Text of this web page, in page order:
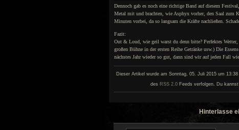
Dennoch gab es noch eine richtige Band auf diesem
Metal mit und brachten, wie Asphyx vorher, den Saal zum
Minuten vorbei, da so langsam die Kräfte nachließen.
Fazit:
Out & Loud, wie geil warst du denn bitte? Perfektes
großen Bühne in der ersten Reihe Getränke usw.) Die
nächstes Jahr wieder so gut, dann sind wir auf jeden Fall
Dieser Artikel wurde am Sonntag, 05. Juli 2015 um
des RSS 2.0 Feeds verfolgen. Du
Hinterlasse